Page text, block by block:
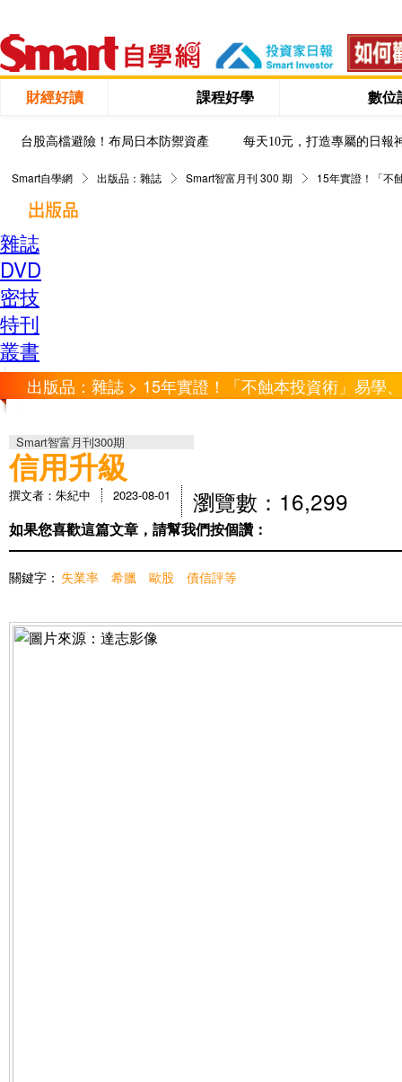
財經好讀 課程好學 數位
台股高檔避險！布局日本防禦資產 每天10元，打造專屬的日報
Smart自學網 出版品：雜誌 Smart智富月刊 300 期 15年實證！「不
雜誌
DVD
密技
特刊
叢書
出版品：雜誌 > 15年實證！「不蝕本投資術」易
Smart智富月刊300期
信用升級
撰文者：朱紀中 2023-08-01 瀏覽數：16,299
如果您喜歡這篇文章，請幫我們按個讚：
關鍵字： 失業率 希臘 歐股 債信評等